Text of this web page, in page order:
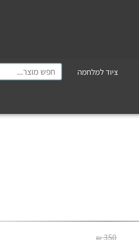
ציוד למלחמה
350
₪